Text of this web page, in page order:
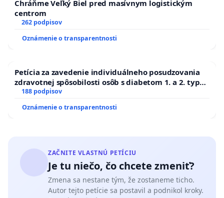
Chráňme Veľký Biel pred masívnym logistickým
centrom
262 podpisov
Oznámenie o transparentnosti
Petícia za zavedenie individuálneho posudzovania
zdravotnej spôsobilosti osôb s diabetom 1. a 2. typu
pri prijímaní do Policajného zboru SR
188 podpisov
Oznámenie o transparentnosti
ZAČNITE VLASTNÚ PETÍCIU
Je tu niečo, čo chcete zmeniť?
Zmena sa nestane tým, že zostaneme ticho.
Autor tejto petície sa postavil a podnikol kroky.